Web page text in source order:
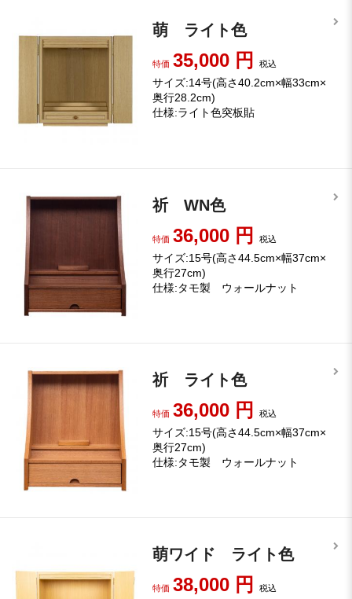
萌 ライト色
特価 35,000 円税込
サイズ:14号(高さ40.2cm×幅33cm×
奥行28.2cm)
仕様:ライト色突板貼
祈 WN色
特価 36,000 円税込
サイズ:15号(高さ44.5cm×幅37cm×
奥行27cm)
仕様:タモ製 ウォールナット
祈 ライト色
特価 36,000 円税込
サイズ:15号(高さ44.5cm×幅37cm×
奥行27cm)
仕様:タモ製 ウォールナット
萌ワイド ライト色
特価 38,000 円税込